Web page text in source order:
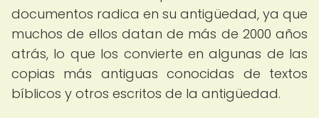
documentos radica en su antigüedad, ya que
muchos de ellos datan de más de 2000 años
atrás, lo que los convierte en algunas de las
copias más antiguas conocidas de textos
bíblicos y otros escritos de la antigüedad.